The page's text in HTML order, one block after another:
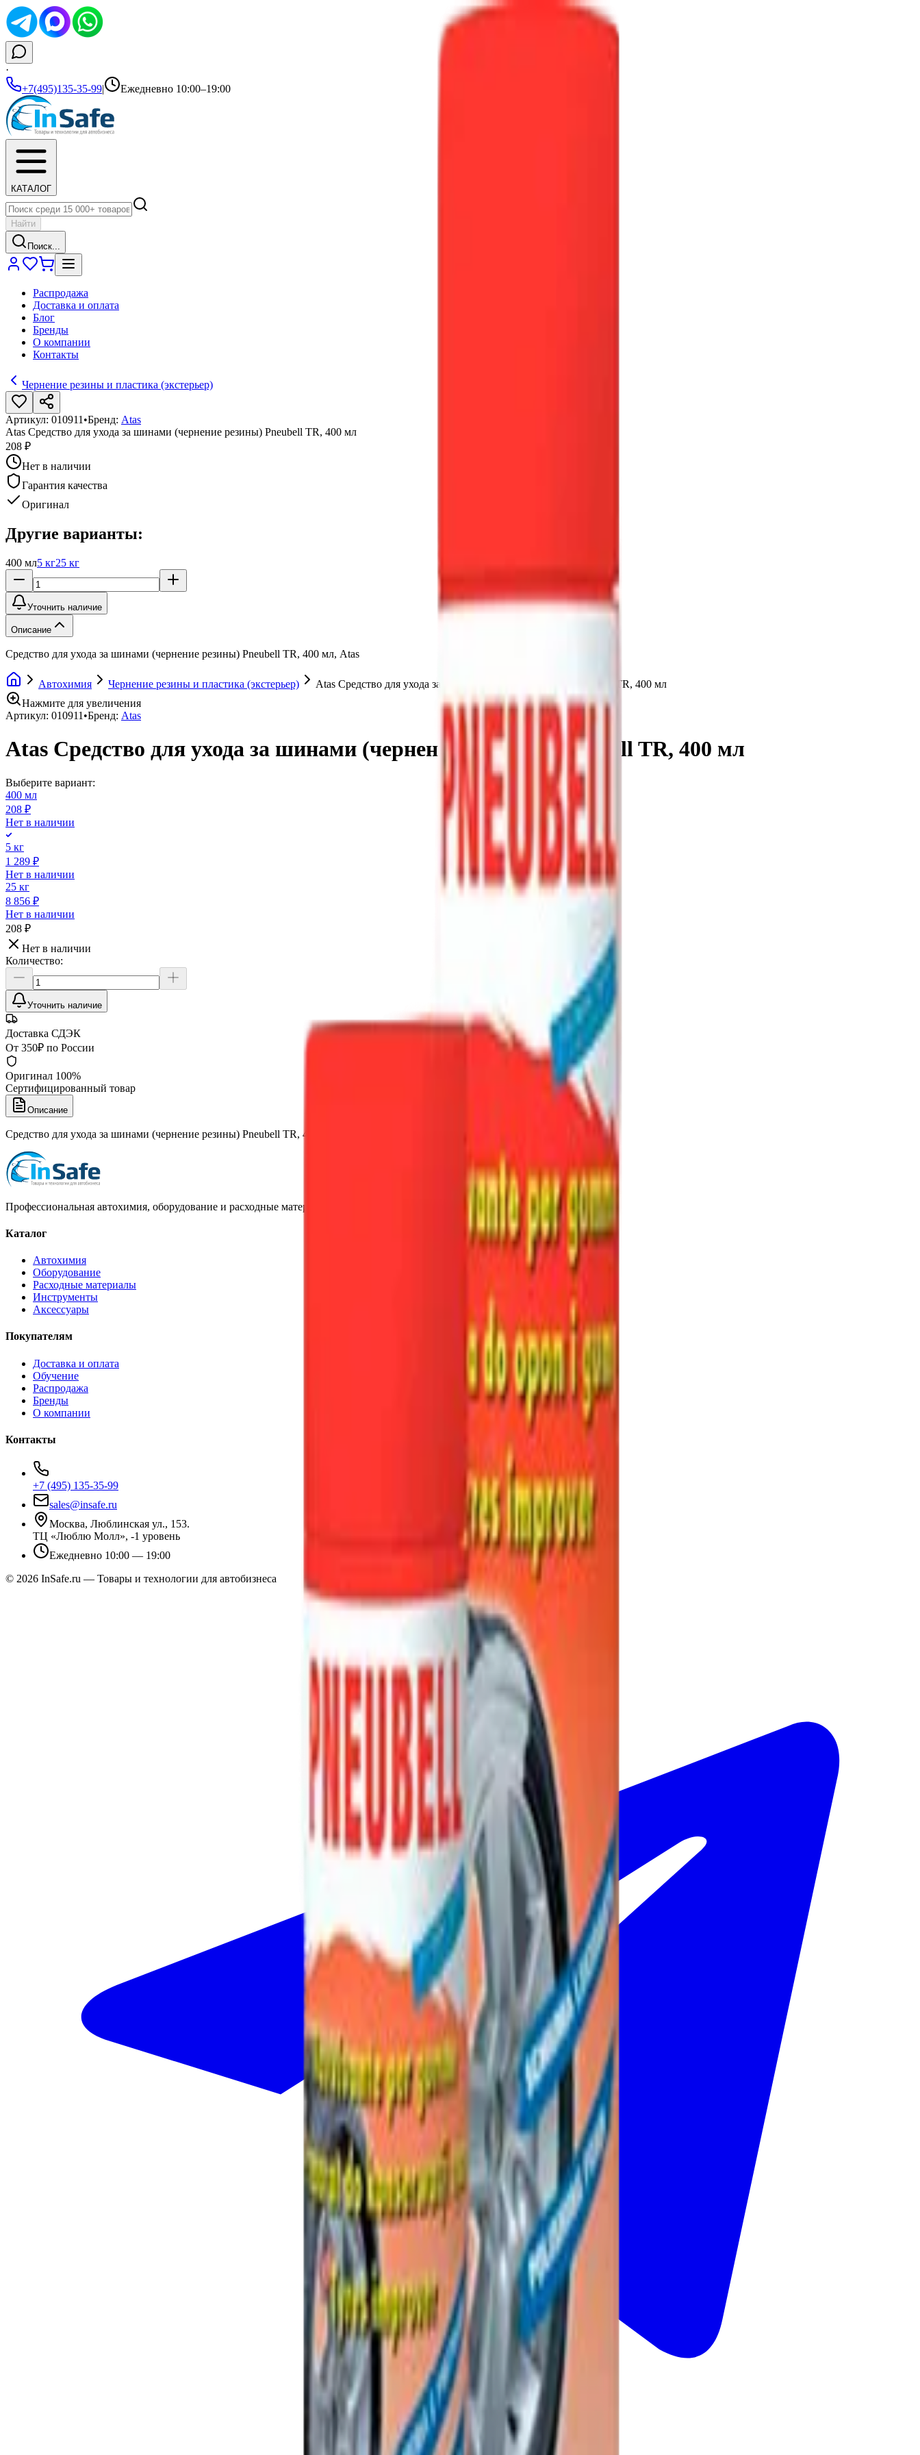
·
+7(495)135-35-99| Ежедневно 10:00–19:00
КАТАЛОГ
Найти
Поиск...
Распродажа
Доставка и оплата
Блог
Бренды
О компании
Контакты
Чернение резины и пластика (экстерьер)
Артикул: 010911 •Бренд: Atas
Atas Средство для ухода за шинами (чернение резины) Pneubell TR, 400 мл
208 ₽
Нет в наличии
Гарантия качества
Оригинал
Другие варианты:
400 мл5 кг25 кг
Уточнить наличие
Описание
Средство для ухода за шинами (чернение резины) Pneubell TR, 400 мл, Atas
Автохимия Чернение резины и пластика (экстерьер)
Atas Средство для ухода за шинами (чернение резины) Pneubell TR, 400 мл
Нажмите для увеличения
Артикул: 010911 •Бренд: Atas
Atas Средство для ухода за шинами (чернение резины) Pneubell TR, 400 мл
Выберите вариант:
400 мл
208 ₽
Нет в наличии
5 кг
1 289 ₽
Нет в наличии
25 кг
8 856 ₽
Нет в наличии
208 ₽
Нет в наличии
Количество:
Уточнить наличие
Доставка СДЭК
От 350₽ по России
Оригинал 100%
Сертифицированный товар
Описание
Средство для ухода за шинами (чернение резины) Pneubell TR, 400 мл, Atas
Профессиональная автохимия, оборудование и расходные материалы для детейлинга.
Каталог
Автохимия
Оборудование
Расходные материалы
Инструменты
Аксессуары
Покупателям
Доставка и оплата
Обучение
Распродажа
Бренды
О компании
Контакты
+7 (495) 135-35-99
sales@insafe.ru
Москва, Люблинская ул., 153.
ТЦ «Люблю Молл», -1 уровень
Ежедневно 10:00 — 19:00
© 2026 InSafe.ru — Товары и технологии для автобизнеса